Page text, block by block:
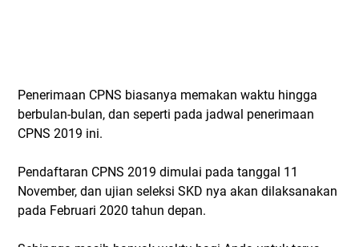
Penerimaan CPNS biasanya memakan waktu hingga
berbulan-bulan, dan seperti pada jadwal penerimaan
CPNS 2019 ini.
Pendaftaran CPNS 2019 dimulai pada tanggal 11
November, dan ujian seleksi SKD nya akan dilaksanakan
pada Februari 2020 tahun depan.